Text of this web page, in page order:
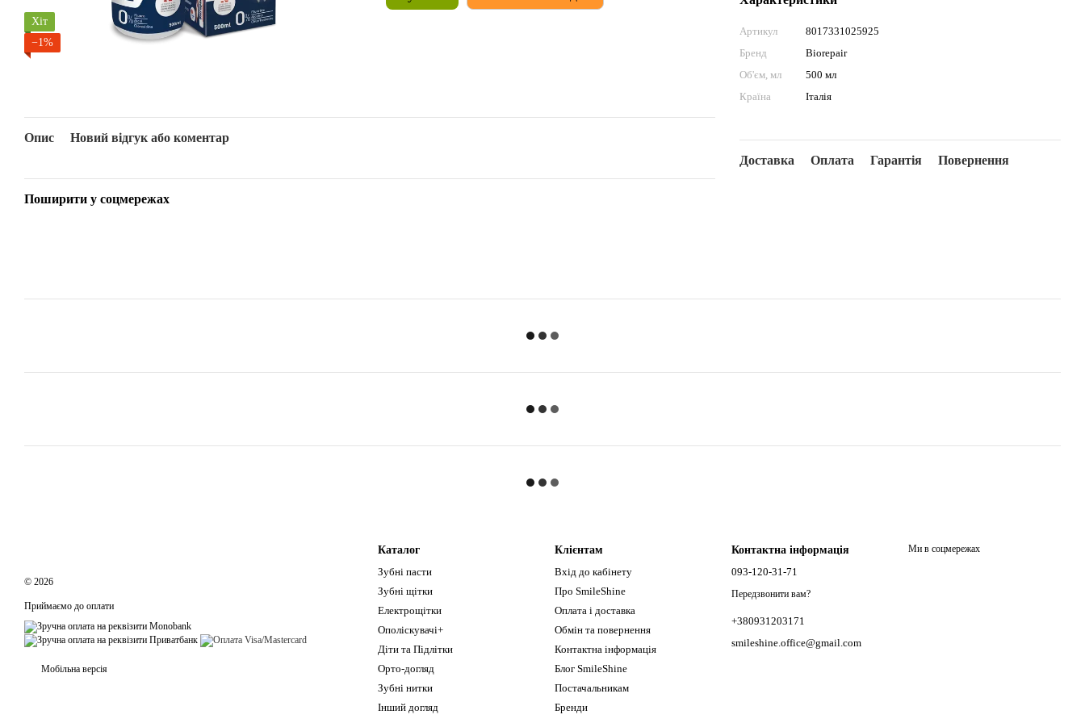
Хіт
−1%
Артикул
8017331025925
Бренд
Biorepair
Об'єм, мл
500 мл
Країна
Італія
Доставка Оплата Гарантія Повернення
Опис Новий відгук або коментар
Поширити у соцмережах
© 2026
Приймаємо до оплати
Мобільна версія
Каталог
Зубні пасти
Зубні щітки
Електрощітки
Ополіскувачі+
Діти та Підлітки
Орто-догляд
Зубні нитки
Інший догляд
Клієнтам
Вхід до кабінету
Про SmileShine
Оплата і доставка
Обмін та повернення
Контактна інформація
Блог SmileShine
Постачальникам
Бренди
Контактна інформація
093-120-31-71
Передзвонити вам?
+380931203171
smileshine.office@gmail.com
Ми в соцмережах